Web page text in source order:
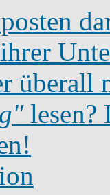
überall
lesen?